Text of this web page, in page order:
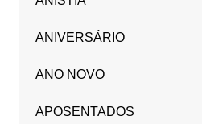
ANIVERSÁRIO
ANO NOVO
APOSENTADOS